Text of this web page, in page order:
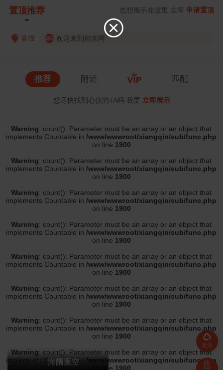
置顶推荐 也想展示在这里 立即 申请置顶
 喜报 欢迎来到相亲网
推荐 附近  匹配
想尽快找到心仪的TA吗 我要 立即展示
Warning: count(): Parameter must be an array or an object that
implements Countable in/www/wwwroot/xiangqin/sub/func.php
on line 1900
Warning: count(): Parameter must be an array or an object that
implements Countable in/www/wwwroot/xiangqin/sub/func.php
on line 1900
Warning: count(): Parameter must be an array or an object that
implements Countable in/www/wwwroot/xiangqin/sub/func.php
on line 1900
Warning: count(): Parameter must be an array or an object that
implements Countable in/www/wwwroot/xiangqin/sub/func.php
on line 1900
Warning: count(): Parameter must be an array or an object that
implements Countable in/www/wwwroot/xiangqin/sub/func.php
on line 1900
Warning: count(): Parameter must be an array or an object that
implements Countable in/www/wwwroot/xiangqin/sub/func.php
on line 1900
Warning: count(): Parameter must be an array or an object that
implements Countable in/www/wwwroot/xiangqin/sub/func.php
on line 1900
Warning: count(): Parameter must be an array or an object that
implements Countable in /www/wwwroot/xiangqin/sub/func.php
on line 1900
专业水电暖改造1383***274
雪莲
平凡
予宇
海阔天空
关注

